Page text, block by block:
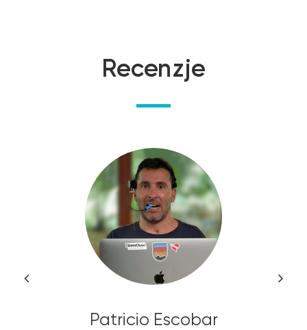
Recenzje
Patricio Escobar